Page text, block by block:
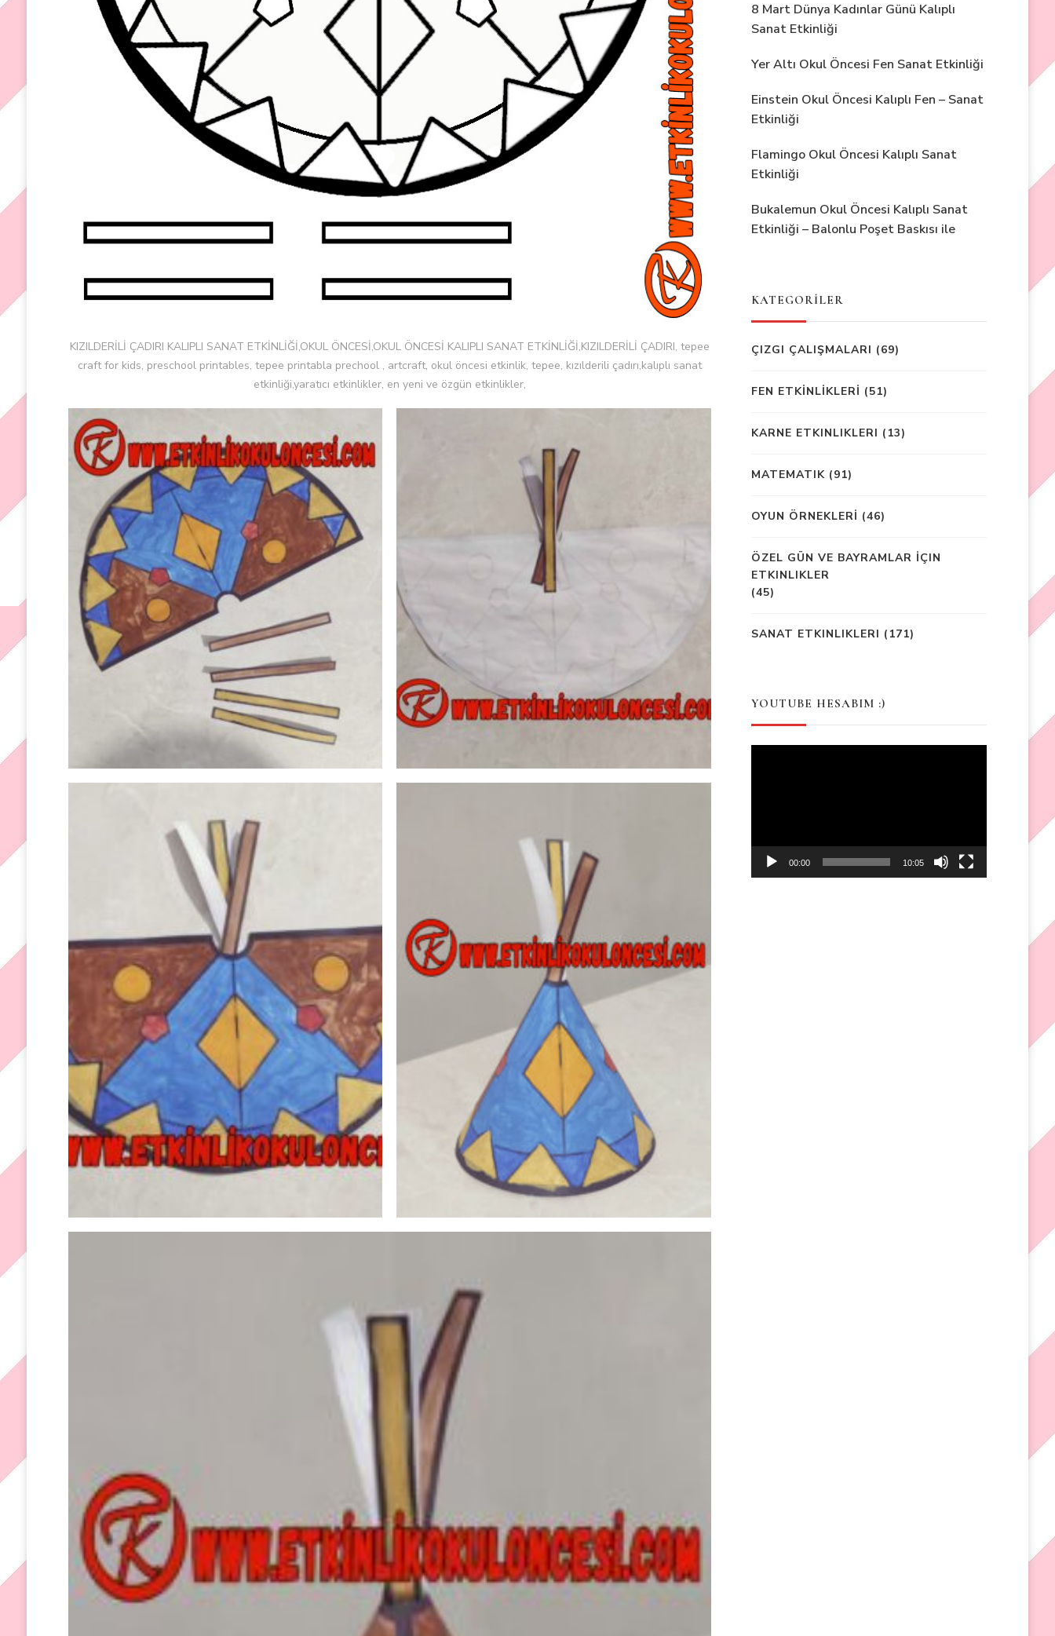
KIZILDERİLİ ÇADIRI KALIPLI SANAT ETKİNLİĞİ,OKUL ÖNCESİ,OKUL ÖNCESİ KALIPLI SANAT ETKİNLİĞİ,KIZILDERİLİ ÇADIRI, tepee
craft for kids, preschool printables, tepee printabla prechool , artcraft, okul öncesi etkinlik, tepee, kızılderili çadırı,kalıplı sanat
etkinliği,yaratıcı etkinlikler, en yeni ve özgün etkinlikler,
8 Mart Dünya Kadınlar Günü Kalıplı
Sanat Etkinliği
Yer Altı Okul Öncesi Fen Sanat Etkinliği
Einstein Okul Öncesi Kalıplı Fen – Sanat
Etkinliği
Flamingo Okul Öncesi Kalıplı Sanat
Etkinliği
Bukalemun Okul Öncesi Kalıplı Sanat
Etkinliği – Balonlu Poşet Baskısı ile
KATEGORİLER
ÇIZGI ÇALIŞMALARI (69)
FEN ETKİNLİKLERİ (51)
KARNE ETKINLIKLERI (13)
MATEMATIK(91)
OYUN ÖRNEKLERİ (46)
ÖZEL GÜN VE BAYRAMLAR İÇIN
ETKINLIKLER
(45)
SANAT ETKINLIKLERI (171)
YOUTUBE HESABIM :)
00:00 10:05